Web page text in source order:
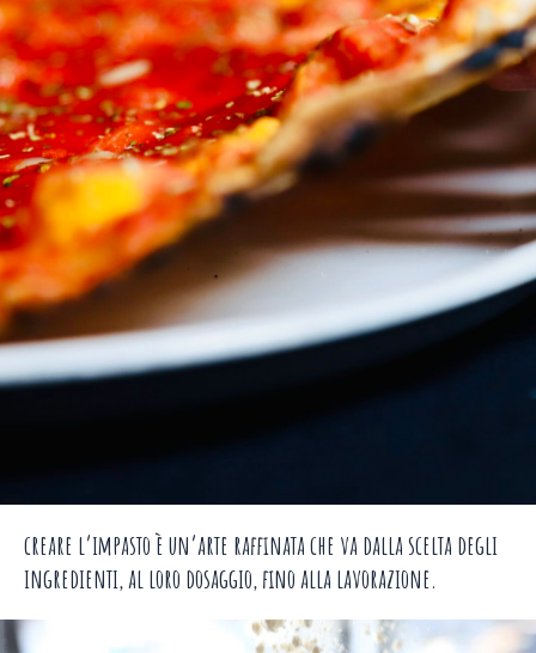
creare l’impasto è un’arte raffinata che va dalla scelta degli
ingredienti, al loro dosaggio, fino alla lavorazione.